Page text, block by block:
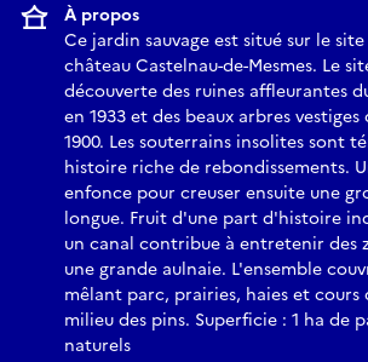
À propos
Ce jardin sauvage est situé sur le
château Castelnau-de-Mesmes. Le
découverte des ruines affleurantes
en 1933 et des beaux arbres
1900. Les souterrains insolites sont
histoire riche de rebondissements.
enfonce pour creuser ensuite une
longue. Fruit d'une part d'histoire
un canal contribue à entretenir des
une grande aulnaie. L'ensemble
mêlant parc, prairies, haies et cours
milieu des pins. Superficie : 1 ha de
naturels